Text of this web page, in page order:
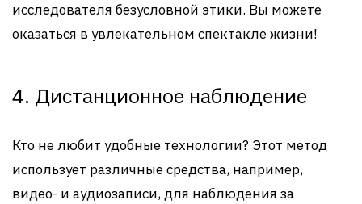
исследователя безусловной этики. Вы можете
оказаться в увлекательном спектакле жизни!
4. Дистанционное наблюдение
Кто не любит удобные технологии? Этот метод
использует различные средства, например,
видео- и аудиозаписи, для наблюдения за